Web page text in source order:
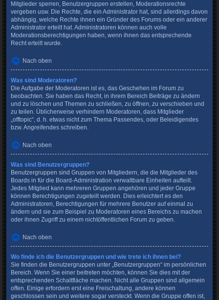
Mitglieder sperren, Benutzergruppen erstellen, Moderationsrechte
vergeben usw. Die Rechte, die ein Administrator hat, sind allerdings davon
abhängig, welche Rechte ihnen ein Gründer des Forums oder ein anderer
Administrator erteilt hat. Administratoren können auch volle
Moderationsberechtigungen haben, wenn ihnen das entsprechende
Recht erteilt wurde.
Nach oben
Was sind Moderatoren?
Die Aufgabe der Moderatoren ist es, das Geschehen im Forum zu
beobachten. Sie haben das Recht, in ihrem Bereich Beiträge zu ändern
und zu löschen und Themen zu schließen, zu öffnen, zu verschieben und
zu teilen. Üblicherweise verhindern Moderatoren, dass Mitglieder
„offtopic“, d. h. etwas nicht zum Thema Passendes, oder Beleidigendes
bzw. Angreifendes schreiben.
Nach oben
Was sind Benutzergruppen?
Benutzergruppen sind Gruppen von Mitgliedern, die die Mitglieder des
Boards in für die Board-Administration verwaltbare Einheiten aufteilt.
Jedes Mitglied kann mehreren Gruppen angehören und jeder Gruppe
können Berechtigungen zugeteilt werden. Dies erleichtert es den
Administratoren, Berechtigungen für mehrere Benutzer auf einmal zu
ändern und sie zum Beispiel zu Moderatoren eines Bereichs zu machen
oder ihnen Zugriff zu einem nichtöffentlichen Forum zu geben.
Nach oben
Wo finde ich die Benutzergruppen und wie trete ich ihnen bei?
Sie finden die Benutzergruppen unter „Benutzergruppen“ im persönlichen
Bereich. Wenn Sie einer beitreten möchten, können Sie dies mit der
entsprechenden Schaltfläche machen. Nicht alle Gruppen sind allgemein
offen. Einige erfordern erst eine Freischaltung, andere können
geschlossen sein und weitere sogar versteckt. Wenn die Gruppe offen ist,